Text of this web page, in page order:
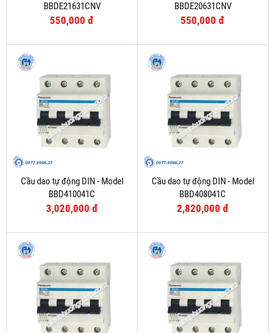
BBDE21631CNV
550,000 đ
BBDE20631CNV
550,000 đ
Cầu dao tự động DIN - Model
BBD410041C
3,020,000 đ
Cầu dao tự động DIN - Model
BBD408041C
2,820,000 đ